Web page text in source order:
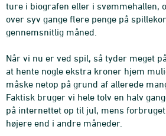
ture i biografen eller i svømmehallen,
over syv gange flere penge på
gennemsnitlig måned.
Når vi nu er ved spil, så tyder meget
at hente nogle ekstra kroner hjem
måske netop på grund af allerede
Faktisk bruger vi hele tolv en halv
på internettet op til jul, mens
højere end i andre måneder.